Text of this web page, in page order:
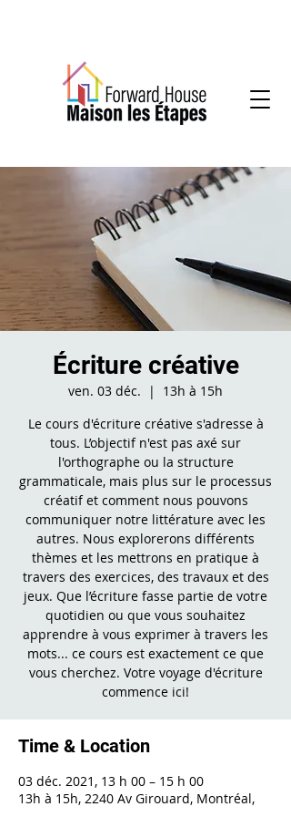
Écriture créative
ven. 03 déc.
  |
13h à 15h
Le cours d'écriture créative s'adresse à
tous. L’objectif n'est pas axé sur
l'orthographe ou la structure
grammaticale, mais plus sur le processus
créatif et comment nous pouvons
communiquer notre littérature avec les
autres. Nous explorerons différents
thèmes et les mettrons en pratique à
travers des exercices, des travaux et des
jeux. Que l’écriture fasse partie de votre
quotidien ou que vous souhaitez
apprendre à vous exprimer à travers les
mots... ce cours est exactement ce que
vous cherchez. Votre voyage d'écriture
commence ici!
Time & Location
03 déc. 2021, 13 h 00 – 15 h 00
13h à 15h, 2240 Av Girouard, Montréal,